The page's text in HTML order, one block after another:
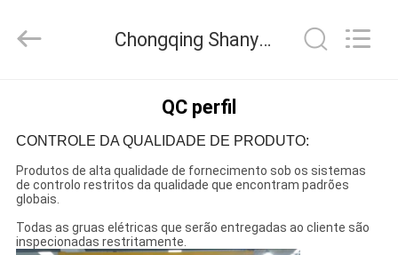
PRODUTOS
SOBRE
NÓS
Crane
Machinery
Chongqing Shanyan Crane Machinery Co., Ltd. Controle de Qualidade
QC perfil
CONTROLE DA QUALIDADE DE PRODUTO:
Produtos de alta qualidade de fornecimento sob os sistemas
de controlo restritos da qualidade que encontram padrões
globais.
Todas as gruas elétricas que serão entregadas ao cliente são
inspecionadas restritamente.